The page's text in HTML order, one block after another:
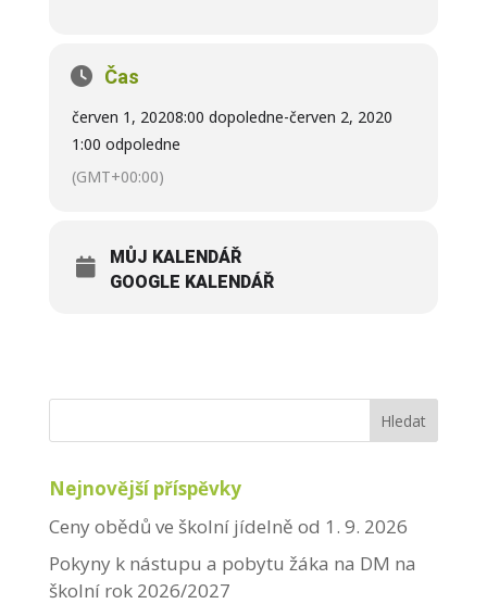
Čas
červen 1, 20208:00 dopoledne-červen 2, 2020
1:00 odpoledne
(GMT+00:00)
MŮJ KALENDÁŘ
GOOGLE KALENDÁŘ
Nejnovější příspěvky
Ceny obědů ve školní jídelně od 1. 9. 2026
Pokyny k nástupu a pobytu žáka na DM na
školní rok 2026/2027